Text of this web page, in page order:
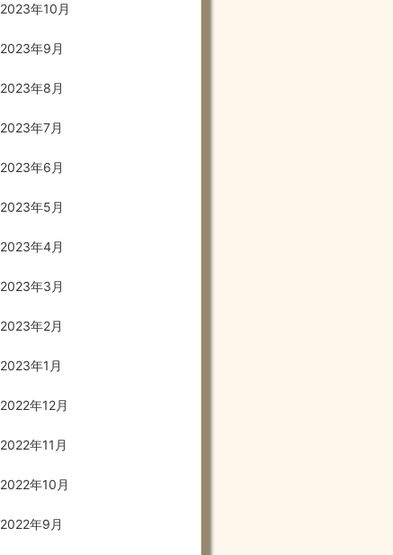
2023年10月
2023年9月
2023年8月
2023年7月
2023年6月
2023年5月
2023年4月
2023年3月
2023年2月
2023年1月
2022年12月
2022年11月
2022年10月
2022年9月